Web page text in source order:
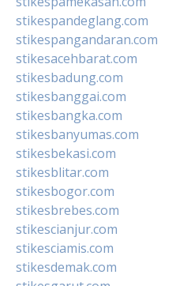
stikespandeglang.com
stikespangandaran.com
stikesacehbarat.com
stikesbadung.com
stikesbanggai.com
stikesbangka.com
stikesbanyumas.com
stikesbekasi.com
stikesblitar.com
stikesbogor.com
stikesbrebes.com
stikescianjur.com
stikesciamis.com
stikesdemak.com